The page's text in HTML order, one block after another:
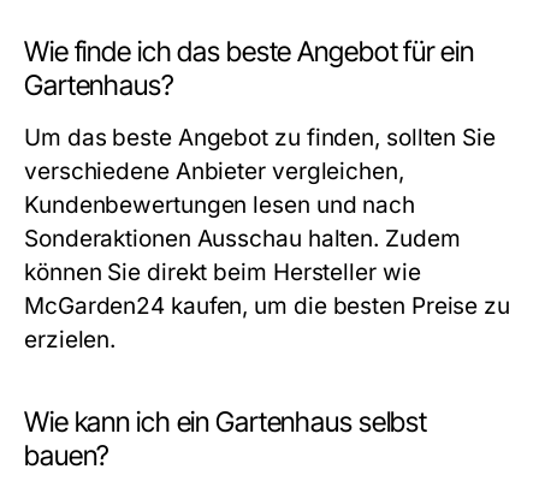
Wie finde ich das beste Angebot für ein
Gartenhaus?
Um das beste Angebot zu finden, sollten Sie
verschiedene Anbieter vergleichen,
Kundenbewertungen lesen und nach
Sonderaktionen Ausschau halten. Zudem
können Sie direkt beim Hersteller wie
McGarden24 kaufen, um die besten Preise zu
erzielen.
Wie kann ich ein Gartenhaus selbst
bauen?